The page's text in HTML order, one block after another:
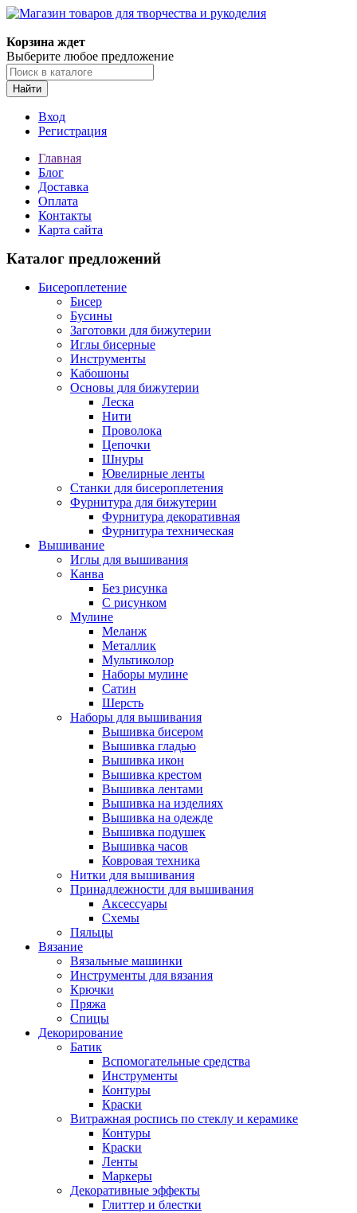
Корзина ждет
Выберите любое предложение
Найти
Вход
Регистрация
Главная
Блог
Доставка
Оплата
Контакты
Карта сайта
Каталог предложений
Бисероплетение
Бисер
Бусины
Заготовки для бижутерии
Иглы бисерные
Инструменты
Кабошоны
Основы для бижутерии
Леска
Нити
Проволока
Цепочки
Шнуры
Ювелирные ленты
Станки для бисероплетения
Фурнитура для бижутерии
Фурнитура декоративная
Фурнитура техническая
Вышивание
Иглы для вышивания
Канва
Без рисунка
С рисунком
Мулине
Меланж
Металлик
Мультиколор
Наборы мулине
Сатин
Шерсть
Наборы для вышивания
Вышивка бисером
Вышивка гладью
Вышивка икон
Вышивка крестом
Вышивка лентами
Вышивка на изделиях
Вышивка на одежде
Вышивка подушек
Вышивка часов
Ковровая техника
Нитки для вышивания
Принадлежности для вышивания
Аксессуары
Схемы
Пяльцы
Вязание
Вязальные машинки
Инструменты для вязания
Крючки
Пряжа
Спицы
Декорирование
Батик
Вспомогательные средства
Инструменты
Контуры
Краски
Витражная роспись по стеклу и керамике
Контуры
Краски
Ленты
Маркеры
Декоративные эффекты
Глиттер и блестки